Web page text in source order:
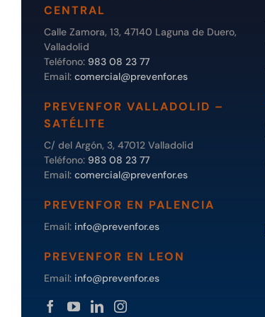
CENTRAL
Calle Zamora, 13, 47140 Laguna de Duero,
Valladolid
Teléfono: 983 08 23 77
Email: comercial@prevenfor.es
PREVENFOR VALLADOLID –
SATÉLITE
C/ del Argón, 3, 47012 Valladolid
Teléfono: 983 08 23 77
Email: comercial@prevenfor.es
PREVENFOR EN PALENCIA
Email: info@prevenfor.es
PREVENFOR EN LEON
Email: info@prevenfor.es